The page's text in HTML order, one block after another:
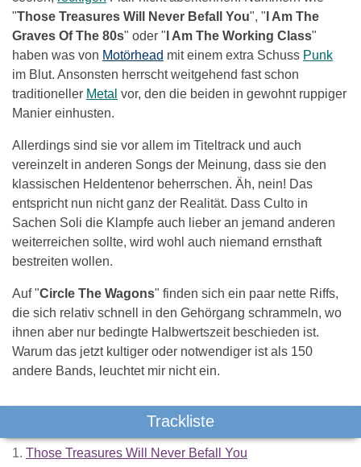
"Those Treasures Will Never Befall You", " I Am The
Graves Of The 80s" oder " I Am The Working Class"
haben was von Motörhead mit einem extra Schuss Punk
im Blut. Ansonsten herrscht weitgehend fast schon
traditioneller Metal vor, den die beiden in gewohnt ruppiger
Manier einhusten.
Allerdings sind sie vor allem im Titeltrack und auch
vereinzelt in anderen Songs der Meinung, dass sie den
klassischen Heldentenor beherrschen. Äh, nein! Das
entspricht nun nicht ganz der Realität. Dass Culto in
Sachen Soli die Klampfe auch lieber an jemand anderen
weiterreichen sollte, wird wohl auch niemand ernsthaft
bestreiten wollen.
Auf "Circle The Wagons" finden sich ein paar nette Riffs,
die sich relativ schnell in den Gehörgang schrammeln, wo
ihnen aber nur bedingte Halbwertszeit beschieden ist.
Warum das jetzt kultiger oder notwendiger ist als 150
andere Bands, leuchtet mir nicht ein.
Trackliste
1. Those Treasures Will Never Befall You